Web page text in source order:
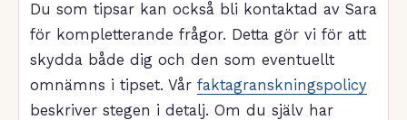
Du som tipsar kan också bli kontaktad av Sara
för kompletterande frågor. Detta gör vi för att
skydda både dig och den som eventuellt
omnämns i tipset. Vår faktagranskningspolicy
beskriver stegen i detalj. Om du själv har